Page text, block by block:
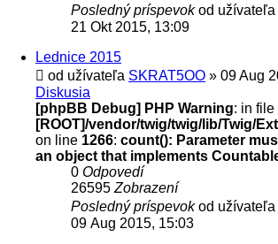
Posledný príspevokod užívateľa
21 Okt 2015, 13:09
Lednice 2015
od užívateľa SKRAT5OO » 09 Aug
Diskusia
[phpBB Debug] PHP Warning: in file
[ROOT]/vendor/twig/twig/lib/Twig/
on line 1266: count(): Parameter
an object that implements
0 Odpovedí
26595 Zobrazení
Posledný príspevokod užívateľa
09 Aug 2015, 15:03